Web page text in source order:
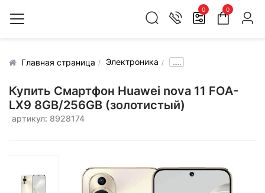
0 0
Главная страница Электроника .....
Купить Смартфон Huawei nova 11 FOA-
LX9 8GB/256GB (золотистый)
артикул: 8928174